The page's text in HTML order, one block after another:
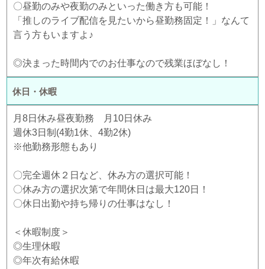
〇昼勤のみや夜勤のみといった働き方も可能！
「推しのライブ配信を見たいから昼勤務固定！」なんて
言う方もいますよ♪
◎決まった時間内でのお仕事なので残業ほぼなし！
休日・休暇
月8日休み昼夜勤務 月10日休み
週休3日制(4勤1休、4勤2休)
※他勤務形態もあり
〇完全週休２日など、休み方の選択可能！
〇休み方の選択次第で年間休日は最大120日！
〇休日出勤や持ち帰りの仕事はなし！
＜休暇制度＞
◎生理休暇
◎年次有給休暇